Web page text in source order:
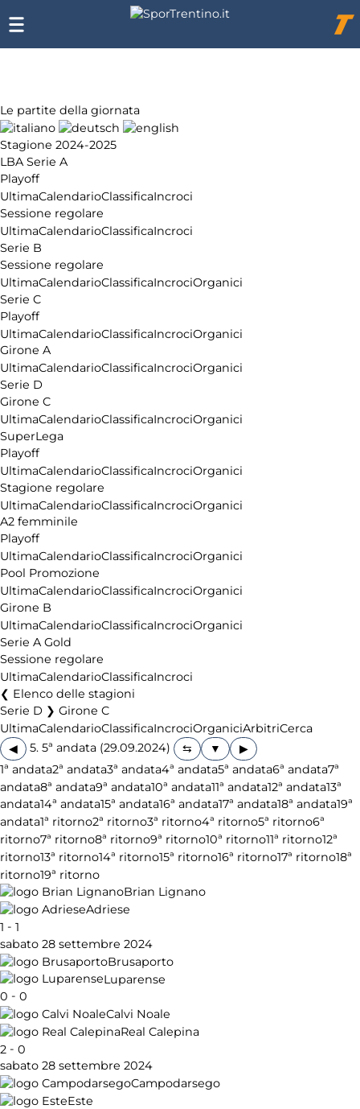
Le partite della giornata
Stagione 2024-2025
LBA Serie A
Playoff
UltimaCalendarioClassificaIncroci
Sessione regolare
UltimaCalendarioClassificaIncroci
Serie B
Sessione regolare
UltimaCalendarioClassificaIncrociOrganici
Serie C
Playoff
UltimaCalendarioClassificaIncrociOrganici
Girone A
UltimaCalendarioClassificaIncrociOrganici
Serie D
Girone C
UltimaCalendarioClassificaIncrociOrganici
SuperLega
Playoff
UltimaCalendarioClassificaIncrociOrganici
Stagione regolare
UltimaCalendarioClassificaIncrociOrganici
A2 femminile
Playoff
UltimaCalendarioClassificaIncrociOrganici
Pool Promozione
UltimaCalendarioClassificaIncrociOrganici
Girone B
UltimaCalendarioClassificaIncrociOrganici
Serie A Gold
Sessione regolare
UltimaCalendarioClassificaIncroci
Elenco delle stagioni
Serie D ❯ Girone C
UltimaCalendarioClassificaIncrociOrganiciArbitriCerca
◀
5. 5ª andata (29.09.2024)
▶
1ª andata2ª andata3ª andata4ª andata5ª andata6ª andata7ª
andata8ª andata9ª andata10ª andata11ª andata12ª andata13ª
andata14ª andata15ª andata16ª andata17ª andata18ª andata19ª
andata1ª ritorno2ª ritorno3ª ritorno4ª ritorno5ª ritorno6ª
ritorno7ª ritorno8ª ritorno9ª ritorno10ª ritorno11ª ritorno12ª
ritorno13ª ritorno14ª ritorno15ª ritorno16ª ritorno17ª ritorno18ª
ritorno19ª ritorno
Brian Lignano
Adriese
1 - 1
sabato 28 settembre 2024
Brusaporto
Luparense
0 - 0
Calvi Noale
Real Calepina
2 - 0
sabato 28 settembre 2024
Campodarsego
Este
Chi
siamo
Affiliazione